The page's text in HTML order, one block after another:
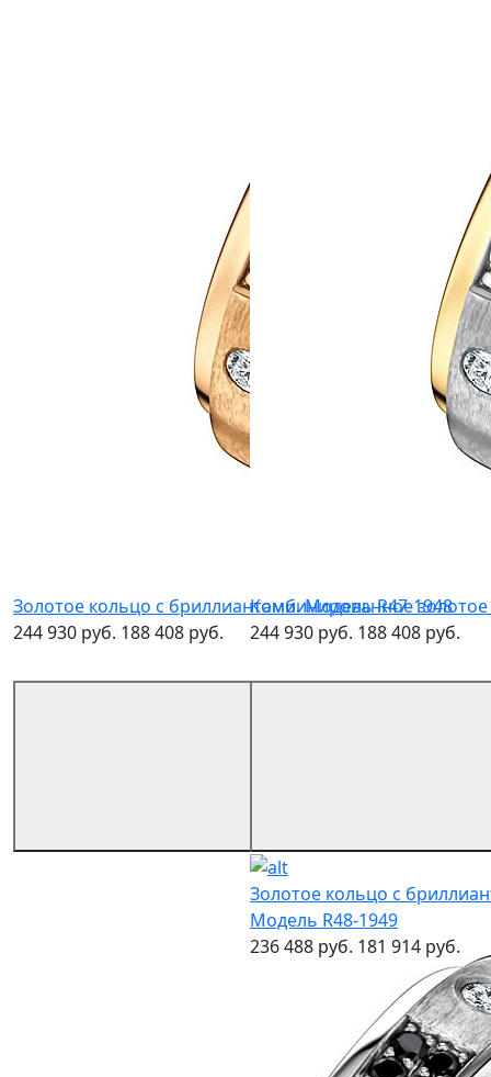
Золотое кольцо с бриллиантами. Модель R47-1948
244 930 руб. 188 408 руб.
Комбинированное
244 930 руб. 188 408 руб.
Золотое кольцо с
Модель R48-1949
236 488 руб. 181 914 руб.